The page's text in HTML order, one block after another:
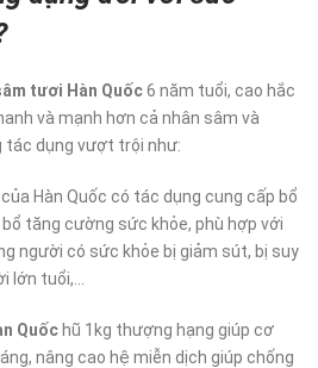
tươi Hàn Quốc6 năm tuổi, cao hắc
và mạnh hơn cả nhân sâm và
tác dụng vượt trội như:
Hàn Quốc có tác dụng cung cấp bổ
tăng cường sức khỏe, phù hợp với
người có sức khỏe bị giảm sút, bị suy
lớn tuổi,…
Quốc hũ 1kg thượng hạng giúp cơ
nâng cao hệ miễn dịch giúp chống